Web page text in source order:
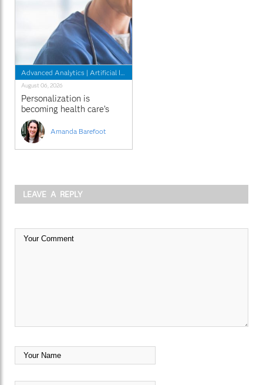
Advanced Analytics | Artificial Intelligence
August 06, 2026
Personalization is
becoming health care’s
new standard
Amanda Barefoot
LEAVE A REPLY